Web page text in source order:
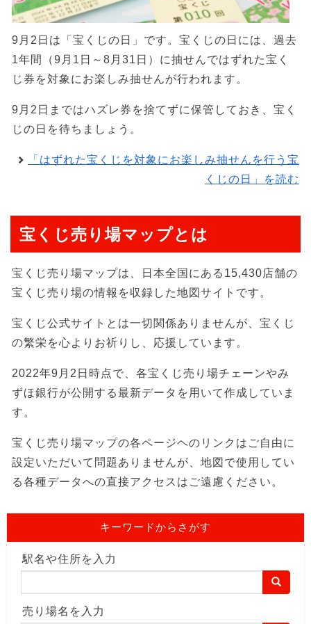
9月2日は「宝くじの日」です。宝くじの日には、過去
1年間（9月1日～8月31日）に抽せんではずれた宝く
じ券を対象にお楽しみ抽せんが行われます。
9月2日まではハズレ券を捨てずに保管しておき、宝く
じの日を待ちましょう。
「はずれた宝くじを対象にお楽しみ抽せんを行う宝
くじの日」を読む
宝くじ売り場マップとは
宝くじ売り場マップは、日本全国にある15,430店舗の
宝くじ売り場の情報を収録した地図サイトです。
宝くじ公式サイトとは一切関係ありませんが、宝くじ
の繁栄を心よりお祈りし、応援しています。
2022年9月2日時点で、各宝くじ売り場チェーンやみ
ずほ銀行が公開する最新データを用いて作成していま
す。
宝くじ売り場マップの各ページヘのリンクはご自由に
設定いただいて問題ありませんが、地図で使用してい
る各種データへの直接アクセスはご遠慮ください。
キーワードからさがす
駅名や住所を入力
売り場名を入力